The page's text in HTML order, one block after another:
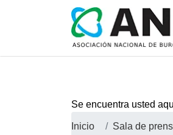
Se encuentra usted
Inicio
Sala de